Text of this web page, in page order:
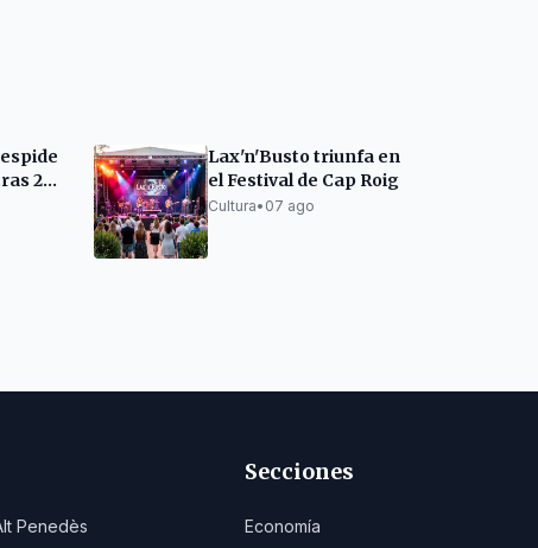
27
Lax'n'Busto triunfa en
el Festival de Cap Roig
Cultura• 07 ago
Penedès
Secciones
Economía